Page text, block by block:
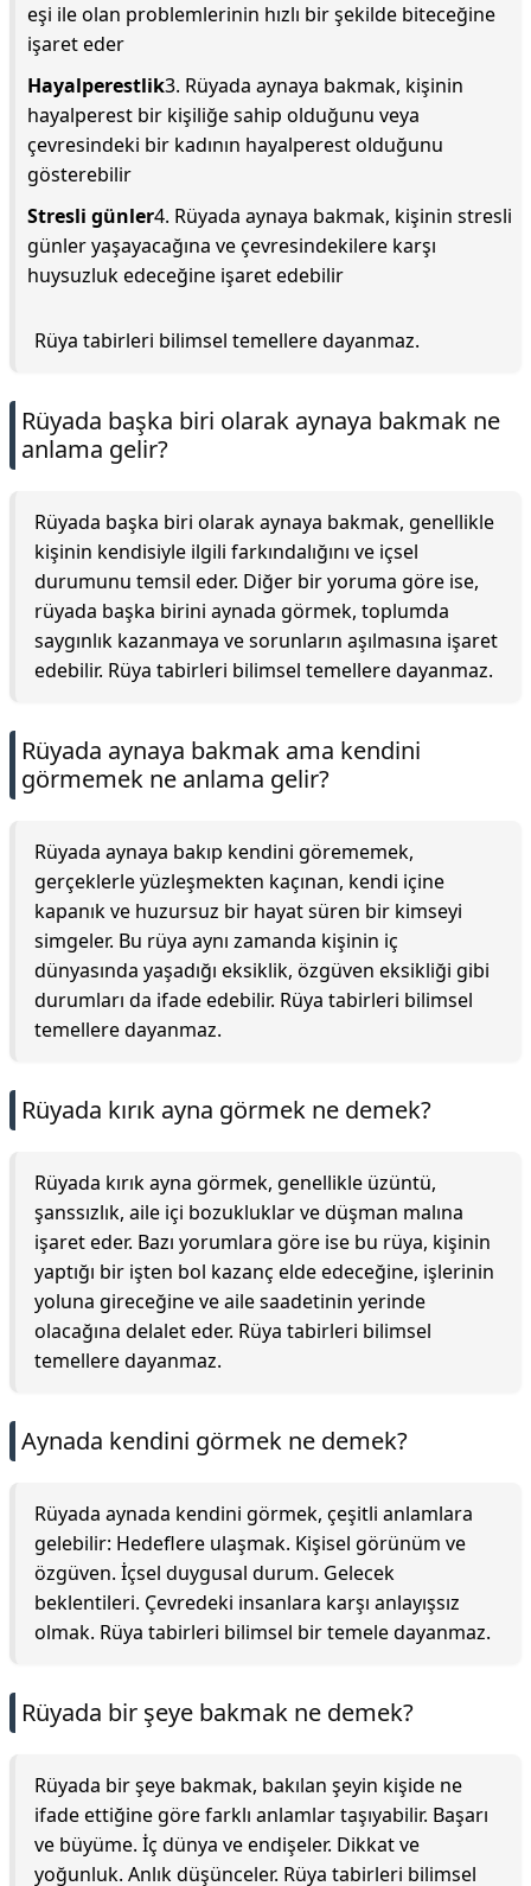
eşi ile olan problemlerinin hızlı bir şekilde biteceğine
işaret eder
Hayalperestlik3. Rüyada aynaya bakmak, kişinin
hayalperest bir kişiliğe sahip olduğunu veya
çevresindeki bir kadının hayalperest olduğunu
gösterebilir
Stresli günler4. Rüyada aynaya bakmak, kişinin stresli
günler yaşayacağına ve çevresindekilere karşı
huysuzluk edeceğine işaret edebilir
Rüya tabirleri bilimsel temellere dayanmaz.
Rüyada başka biri olarak aynaya bakmak ne
anlama gelir?
Rüyada başka biri olarak aynaya bakmak, genellikle
kişinin kendisiyle ilgili farkındalığını ve içsel
durumunu temsil eder. Diğer bir yoruma göre ise,
rüyada başka birini aynada görmek, toplumda
saygınlık kazanmaya ve sorunların aşılmasına işaret
edebilir. Rüya tabirleri bilimsel temellere dayanmaz.
Rüyada aynaya bakmak ama kendini
görmemek ne anlama gelir?
Rüyada aynaya bakıp kendini görememek,
gerçeklerle yüzleşmekten kaçınan, kendi içine
kapanık ve huzursuz bir hayat süren bir kimseyi
simgeler. Bu rüya aynı zamanda kişinin iç
dünyasında yaşadığı eksiklik, özgüven eksikliği gibi
durumları da ifade edebilir. Rüya tabirleri bilimsel
temellere dayanmaz.
Rüyada kırık ayna görmek ne demek?
Rüyada kırık ayna görmek, genellikle üzüntü,
şanssızlık, aile içi bozukluklar ve düşman malına
işaret eder. Bazı yorumlara göre ise bu rüya, kişinin
yaptığı bir işten bol kazanç elde edeceğine, işlerinin
yoluna gireceğine ve aile saadetinin yerinde
olacağına delalet eder. Rüya tabirleri bilimsel
temellere dayanmaz.
Aynada kendini görmek ne demek?
Rüyada aynada kendini görmek, çeşitli anlamlara
gelebilir: Hedeflere ulaşmak. Kişisel görünüm ve
özgüven. İçsel duygusal durum. Gelecek
beklentileri. Çevredeki insanlara karşı anlayışsız
olmak. Rüya tabirleri bilimsel bir temele dayanmaz.
Rüyada bir şeye bakmak ne demek?
Rüyada bir şeye bakmak, bakılan şeyin kişide ne
ifade ettiğine göre farklı anlamlar taşıyabilir. Başarı
ve büyüme. İç dünya ve endişeler. Dikkat ve
yoğunluk. Anlık düşünceler. Rüya tabirleri bilimsel